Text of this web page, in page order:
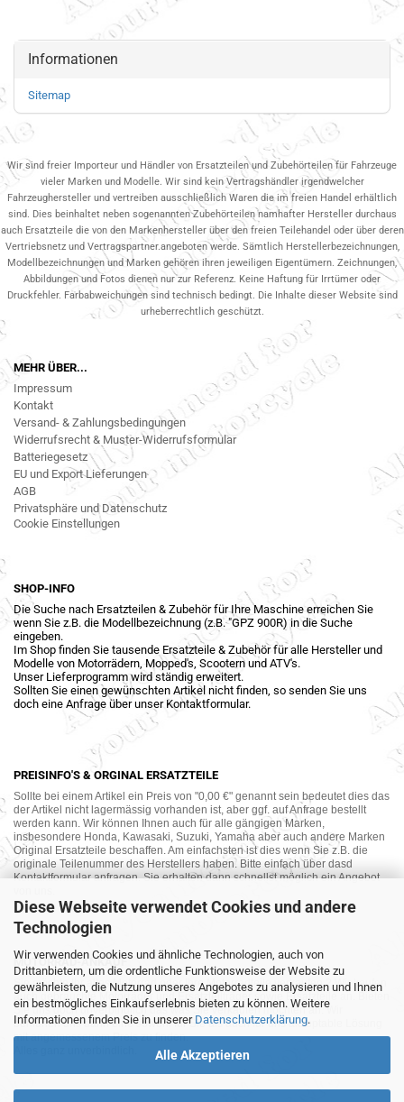
Diese Webseite verwendet Cookies und andere
Technologien
Wir verwenden Cookies und ähnliche Technologien, auch von
Drittanbietern, um die ordentliche Funktionsweise der Website zu
gewährleisten, die Nutzung unseres Angebotes zu analysieren und Ihnen
ein bestmögliches Einkaufserlebnis bieten zu können. Weitere
Informationen finden Sie in unserer Datenschutzerklärung.
Alle Akzeptieren
Informationen
Sitemap
Wir sind freier Importeur und Händler von Ersatzteilen und Zubehörteilen für Fahrzeuge
vieler Marken und Modelle. Wir sind kein Vertragshändler irgendwelcher
Fahrzeughersteller und vertreiben ausschließlich Waren die im freien Handel erhältlich
sind. Dies beinhaltet neben sogenannten Zubehörteilen namhafter Hersteller durchaus
auch Ersatzteile die von den Markenhersteller über den freien Teilehandel oder über deren
Vertriebsnetz und Vertragspartner.angeboten werde. Sämtlich Herstellerbezeichnungen,
Modellbezeichnungen und Marken gehören ihren jeweiligen Eigentümern. Zeichnungen,
Abbildungen und Fotos dienen nur zur Referenz. Keine Haftung für Irrtümer oder
Druckfehler. Farbabweichungen sind technisch bedingt. Die Inhalte dieser Website sind
urheberrechtlich geschützt.
MEHR ÜBER...
Impressum
Kontakt
Versand- & Zahlungsbedingungen
Widerrufsrecht & Muster-Widerrufsformular
Batteriegesetz
EU und Export Lieferungen
AGB
Privatsphäre und Datenschutz
Cookie Einstellungen
SHOP-INFO
Die Suche nach Ersatzteilen & Zubehör für Ihre Maschine erreichen Sie
wenn Sie z.B. die Modellbezeichnung (z.B. "GPZ 900R) in die Suche
eingeben.
Im Shop finden Sie tausende Ersatzteile & Zubehör für alle Hersteller und
Modelle von Motorrädern, Mopped's, Scootern und ATV's.
Unser Lieferprogramm wird ständig erweitert.
Sollten Sie einen gewünschten Artikel nicht finden, so senden Sie uns
doch eine Anfrage über unser Kontaktformular.
PREISINFO'S & ORGINAL ERSATZTEILE
Sollte bei einem Artikel ein Preis von "0,00 €" genannt sein bedeutet dies das
der Artikel nicht lagermässig vorhanden ist, aber ggf. auf Anfrage bestellt
werden kann. Wir können Ihnen auch für alle gängigen Marken,
insbesondere Honda, Kawasaki, Suzuki, Yamaha aber auch andere Marken
Original Ersatzteile beschaffen. Am einfachsten ist dies wenn Sie z.B. die
originale Teilenummer des Herstellers haben. Bitte einfach über dasd
Kontaktformular anfragen. Sie erhalten dann schnellst möglich ein Angebot
MOTORRAD-ANKAUF
Sie möchte Ihr altes Motorrad oder Ihre Motorradteile verkaufen ? Wir kaufen
auch gebrauchte Motorräder und Ersatzteilträger sowie Ersatzteile an. Bieten
Sie uns doch unverbindlich das was Sie verkaufen möchten an. Wir
bemühen uns dann eine sowohl für Sie als auch für uns akzeptable Lösung
mit angemessenem Preis zu finden.